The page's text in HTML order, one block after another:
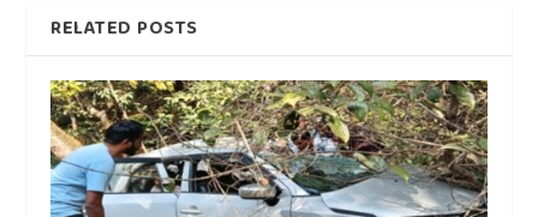
RELATED POSTS